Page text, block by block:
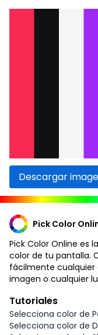
Descargar
Pick Color
Pick Color Online es
color de tu pantalla.
fácilmente cualquier
imagen o cualquier
Tutoriales
Selecciona color de
Selecciona color de